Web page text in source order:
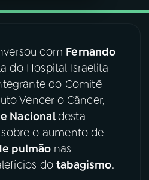
Facebook
com Fernando
do Hospital Israelita
do Comitê
Vencer o Câncer,
Nacionaldesta
o aumento de
pulmão nas
dotabagismo.